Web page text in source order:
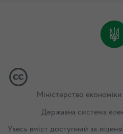
Міністерство
Державна система
Увесь вміст доступний за